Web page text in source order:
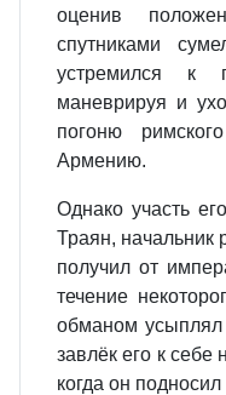
оценив
спутниками
устремился к
маневрируя и
погоню
Армению.
Однако участь
Траян, начальник
получил от
течение
обманом усыплял
завлёк его к
когда он подносил